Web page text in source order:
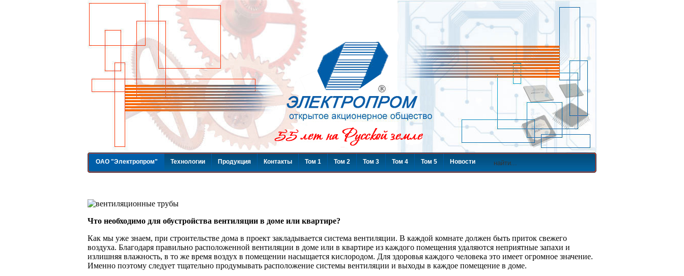
ОАО "Электропром" Технологии Продукция Контакты Том 1 Том 2 Том 3 Том 4 Том 5 Новости
Что необходимо для обустройства вентиляции в доме или квартире?
Как мы уже знаем, при строительстве дома в проект закладывается система вентиляции. В каждой комнате должен быть приток свежего
воздуха. Благодаря правильно расположенной вентиляции в доме или в квартире из каждого помещения удаляются неприятные запахи и
излишняя влажность, в то же время воздух в помещении насыщается кислородом. Для здоровья каждого человека это имеет огромное значение.
Именно поэтому следует тщательно продумывать расположение системы вентиляции и выходы в каждое помещение в доме.